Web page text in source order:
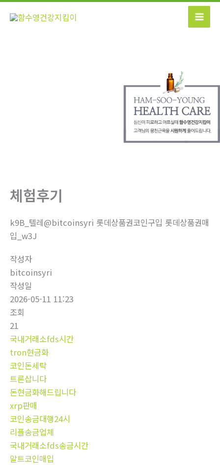
콘
체험후기
k9B_텔레@bitcoinsyri 롯데상품권코인구입 롯데상품권매
입_w3J
작성자
bitcoinsyri
작성일
2026-05-11 11:23
조회
21
국내거래소fds시간
tron현금화
코인돈세탁
트론삽니다
돈현금화해드립니다
xrp판매
코인송금대행24시
리플송금업체
국내거래소fds송금시간
알트코인매입